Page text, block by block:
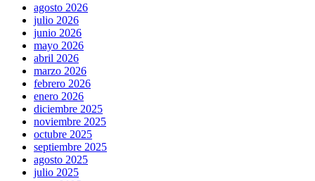
agosto 2026
julio 2026
junio 2026
mayo 2026
abril 2026
marzo 2026
febrero 2026
enero 2026
diciembre 2025
noviembre 2025
octubre 2025
septiembre 2025
agosto 2025
julio 2025